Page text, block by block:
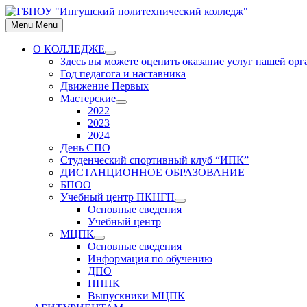
Skip
to
content
Menu Menu
О КОЛЛЕДЖЕ
Show
sub
menu
Здесь вы можете оценить оказание услуг нашей
Год педагога и наставника
Движение Первых
Мастерские
Show
2022
2023
2024
День СПО
Студенческий спортивный клуб “ИПК”
ДИСТАНЦИОННОЕ ОБРАЗОВАНИЕ
БПОО
Учебный центр ПКНГП
Show
sub
Основные сведения
Учебный центр
МЦПК
Show
sub
menu
Основные сведения
Информация по обучению
ДПО
ПППК
Выпускники МЦПК